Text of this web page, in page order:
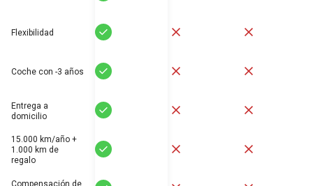
Flexibilidad Sí
Coche con -3 años Sí
Entrega a
domicilio
Sí
15.000 km/año +
1.000 km de
regalo
Sí
Compensación de